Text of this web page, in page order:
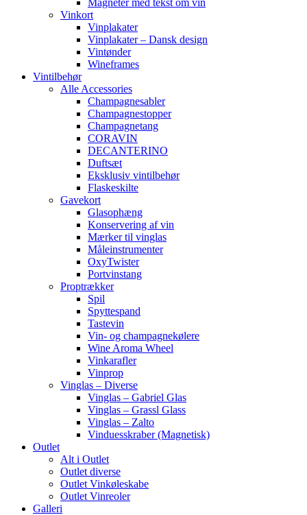
Vinkort
Vinplakater
Vinplakater – Dansk design
Vintønder
Wineframes
Vintilbehør
Alle Accessories
Champagnesabler
Champagnestopper
Champagnetang
CORAVIN
DECANTERINO
Duftsæt
Eksklusiv vintilbehør
Flaskeskilte
Gavekort
Glasophæng
Konservering af vin
Mærker til vinglas
Måleinstrumenter
OxyTwister
Portvinstang
Proptrækker
Spil
Spyttespand
Tastevin
Vin- og champagnekølere
Wine Aroma Wheel
Vinkarafler
Vinprop
Vinglas – Diverse
Vinglas – Gabriel Glas
Vinglas – Grassl Glass
Vinglas – Zalto
Vinduesskraber (Magnetisk)
Outlet
Alt i Outlet
Outlet diverse
Outlet Vinkøleskabe
Outlet Vinreoler
Galleri